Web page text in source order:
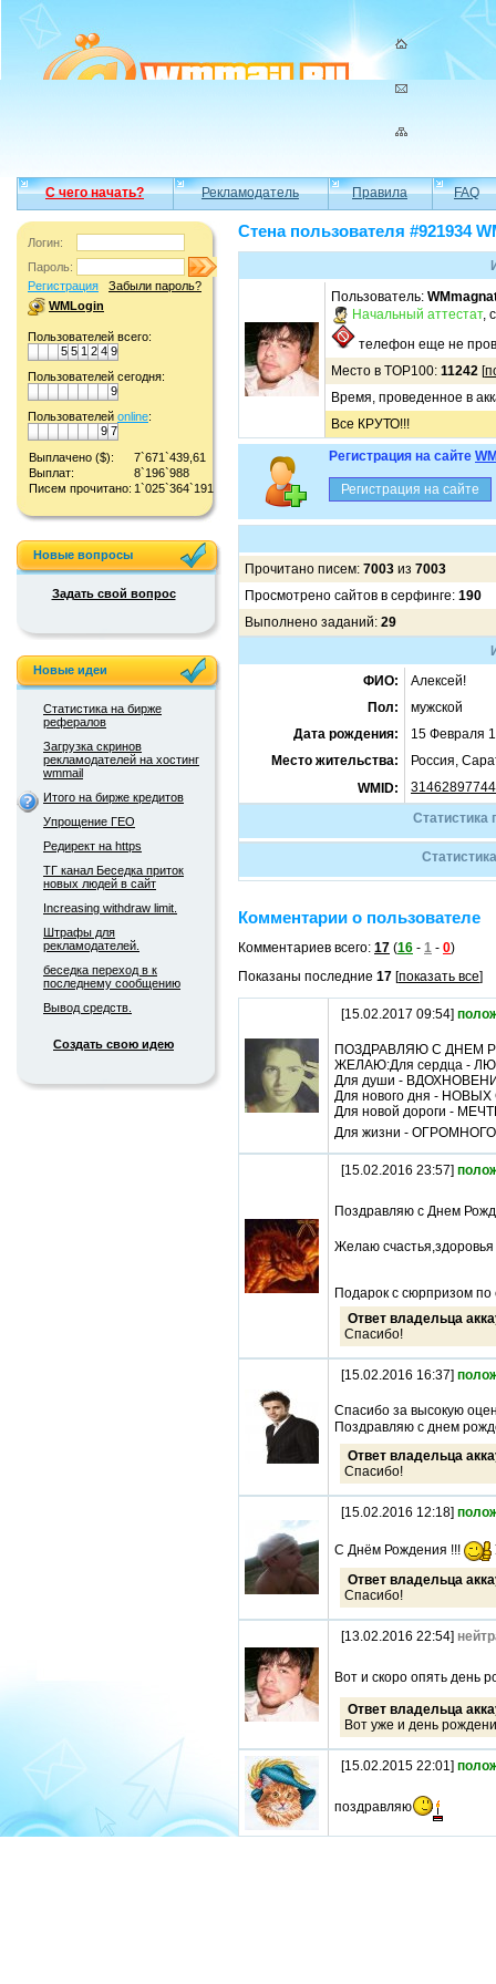
С чего начать? Рекламодатель Правила FAQ
Логин:
Пароль:
Регистрация
Забыли пароль?
WMLogin
Пользователей всего:
5 5 1 2 4 9
Пользователей сегодня:
9
Пользователей online:
9 7
Выплачено ($):
7`671`439,61
Выплат:
8`196`988
Писем прочитано: 1`025`364`191
Новые вопросы
Задать свой вопрос
Новые идеи
Статистика на бирже
рефералов
Загрузка скринов
рекламодателей на хостинг
wmmail
Итого на бирже кредитов
Упрощение ГЕО
Редирект на https
ТГ канал Беседка приток
новых людей в сайт
Increasing withdraw limit.
Штрафы для
рекламодателей.
беседка переход в к
последнему сообщению
Вывод средств.
Создать свою идею
Стена пользователя #921934
Пользователь:
Начальный аттестат,
телефон еще не
Место в TOP100: 11242 [
Время, проведенное в
Все КРУТО!!!
Регистрация на сайте
Прочитано писем: 7003 из 7003
Просмотрено сайтов в серфинге: 190
Выполнено заданий: 29
ФИО:
Алексей!
Пол:
мужской
Дата рождения:
15 Февраля
Место жительства:
Россия,
WMID:
Статистика
Комментарии о пользователе
Комментариев всего: 17 (16 - 1 - 0)
Показаны последние 17 [показать все]
[15.02.2017 09:54]
ПОЗДРАВЛЯЮ С ДНЕМ
ЖЕЛАЮ:Для сердца -
Для души -
Для нового дня -
Для новой дороги -
Для жизни -
[15.02.2016 23:57]
Поздравляю с Днем
Желаю счастья,здоровья
Подарок с сюрпризом по
Ответ владельца
Спасибо!
[15.02.2016 16:37]
Спасибо за высокую
Поздравляю с днем
Ответ владельца
Спасибо!
[15.02.2016 12:18]
С Днём Рождения !!!
Ответ владельца
Спасибо!
[13.02.2016 22:54]
Вот и скоро опять день
Ответ владельца
Вот уже и день
[15.02.2015 22:01]
поздравляю